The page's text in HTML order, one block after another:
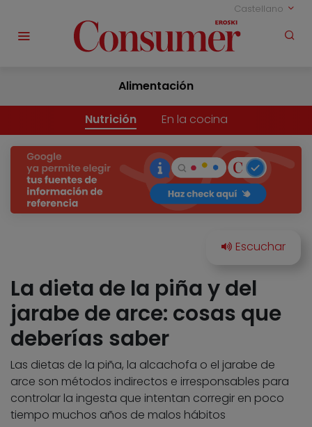
Castellano
Alimentación
Nutrición En la cocina
La dieta de la piña y del
jarabe de arce: cosas que
deberías saber
Las dietas de la piña, la alcachofa o el jarabe de
arce son métodos indirectos e irresponsables para
controlar la ingesta que intentan corregir en poco
tiempo muchos años de malos hábitos